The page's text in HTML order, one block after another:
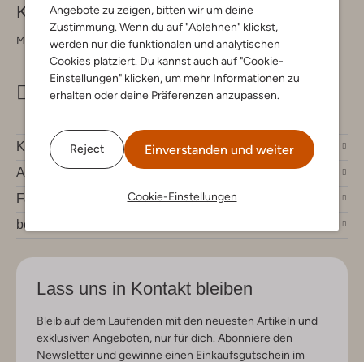
Angebote zu zeigen, bitten wir um deine
Zustimmung. Wenn du auf "Ablehnen" klickst,
werden nur die funktionalen und analytischen
Cookies platziert. Du kannst auch auf "Cookie-
Einstellungen" klicken, um mehr Informationen zu
erhalten oder deine Präferenzen anzupassen.
Reject Einverstanden und weiter
Cookie-Einstellungen
Kontakt
Montag - Freitag 09:00 - 17:00 uur
info@omoda.de
Kundenservice
Account
Fashion News
bei Omoda
Lass uns in Kontakt bleiben
Bleib auf dem Laufenden mit den neuesten Artikeln und
exklusiven Angeboten, nur für dich. Abonniere den
Newsletter und gewinne einen Einkaufsgutschein im